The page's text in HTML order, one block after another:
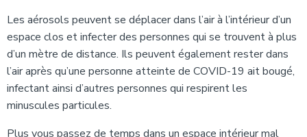
Les aérosols peuvent se déplacer dans l’air à l’intérieur d’un
espace clos et infecter des personnes qui se trouvent à plus
d’un mètre de distance. Ils peuvent également rester dans
l’air après qu’une personne atteinte de COVID-19 ait bougé,
infectant ainsi d’autres personnes qui respirent les
minuscules particules.
Plus vous passez de temps dans un espace intérieur mal